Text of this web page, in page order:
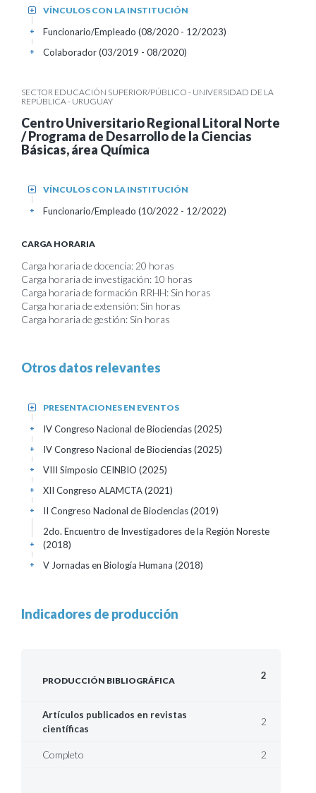
VÍNCULOS CON LA INSTITUCIÓN
+
Funcionario/Empleado (08/2020 - 12/2023)
+
Colaborador (03/2019 - 08/2020)
+
SECTOR EDUCACIÓN SUPERIOR/PÚBLICO - UNIVERSIDAD DE LA
REPÚBLICA - URUGUAY
Centro Universitario Regional Litoral Norte
/ Programa de Desarrollo de la Ciencias
Básicas, área Química
VÍNCULOS CON LA INSTITUCIÓN
+
Funcionario/Empleado (10/2022 - 12/2022)
+
CARGA HORARIA
Carga horaria de docencia: 20 horas
Carga horaria de investigación: 10 horas
Carga horaria de formación RRHH: Sin horas
Carga horaria de extensión: Sin horas
Carga horaria de gestión: Sin horas
Otros datos relevantes
PRESENTACIONES EN EVENTOS
+
IV Congreso Nacional de Biociencias(2025)
+
IV Congreso Nacional de Biociencias(2025)
+
VIII Simposio CEINBIO (2025)
+
XII Congreso ALAMCTA(2021)
+
II Congreso Nacional de Biociencias(2019)
+
2do. Encuentro de Investigadores de la Región Noreste
(2018)
+
V Jornadas en Biología Humana (2018)
+
Indicadores de producción
PRODUCCIÓN BIBLIOGRÁFICA 2
Artículos publicados en revistas
científicas
2
Completo 2